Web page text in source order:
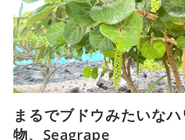
まるでブドウみたいな
物、Seagrape